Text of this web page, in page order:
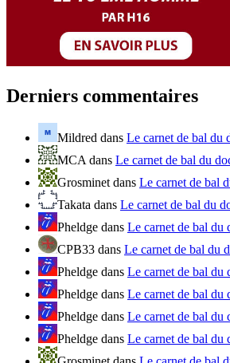
Derniers commentaires
Mildred dans Le carnet de bal du
MCA dans Le carnet de bal du
Grosminet dans Le carnet de bal
Takata dans Le carnet de bal du
Pheldge dans Le carnet de bal du
CPB33 dans Le carnet de bal du
Pheldge dans Le carnet de bal du
Pheldge dans Le carnet de bal du
Pheldge dans Le carnet de bal du
Pheldge dans Le carnet de bal du